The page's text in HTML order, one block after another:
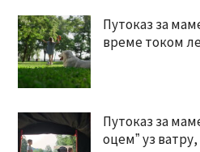
Путоказ за
време током
Путоказ за
оцемˮ уз